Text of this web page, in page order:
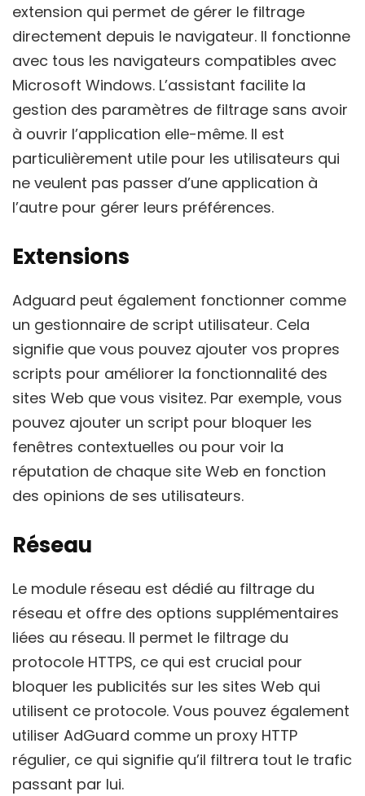
extension qui permet de gérer le filtrage
directement depuis le navigateur. Il fonctionne
avec tous les navigateurs compatibles avec
Microsoft Windows. L’assistant facilite la
gestion des paramètres de filtrage sans avoir
à ouvrir l’application elle-même. Il est
particulièrement utile pour les utilisateurs qui
ne veulent pas passer d’une application à
l’autre pour gérer leurs préférences.
Extensions
Adguard peut également fonctionner comme
un gestionnaire de script utilisateur. Cela
signifie que vous pouvez ajouter vos propres
scripts pour améliorer la fonctionnalité des
sites Web que vous visitez. Par exemple, vous
pouvez ajouter un script pour bloquer les
fenêtres contextuelles ou pour voir la
réputation de chaque site Web en fonction
des opinions de ses utilisateurs.
Réseau
Le module réseau est dédié au filtrage du
réseau et offre des options supplémentaires
liées au réseau. Il permet le filtrage du
protocole HTTPS, ce qui est crucial pour
bloquer les publicités sur les sites Web qui
utilisent ce protocole. Vous pouvez également
utiliser AdGuard comme un proxy HTTP
régulier, ce qui signifie qu’il filtrera tout le trafic
passant par lui.